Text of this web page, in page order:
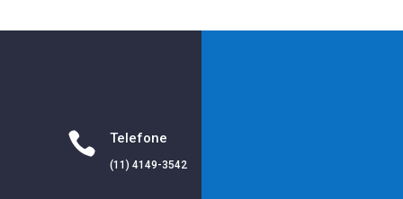
 Telefone
(11) 4149-3542